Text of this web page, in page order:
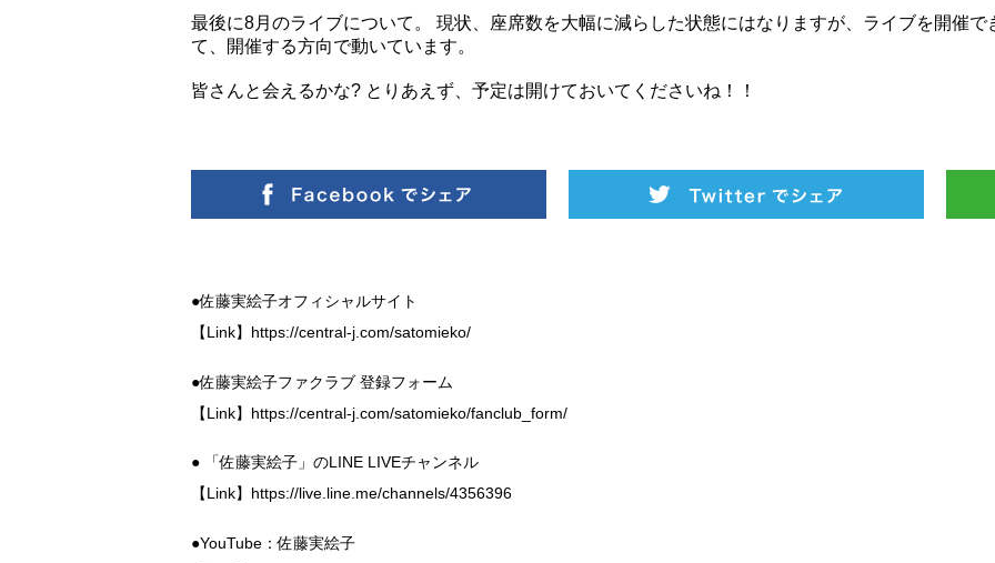
最後に8月のライブについて。 現状、座席数を大幅に減らした状態にはなりますが、ライブを開催
て、開催する方向で動いています。
皆さんと会えるかな? とりあえず、予定は開けておいてくださいね！！
●佐藤実絵子オフィシャルサイト
【Link】 https://central-j.com/satomieko/
●佐藤実絵子ファクラブ 登録フォーム
【Link】 https://central-j.com/satomieko/fanclub_form/
● 「佐藤実絵子」のLINE LIVEチャンネル
【Link】 https://live.line.me/channels/4356396
●YouTube：佐藤実絵子